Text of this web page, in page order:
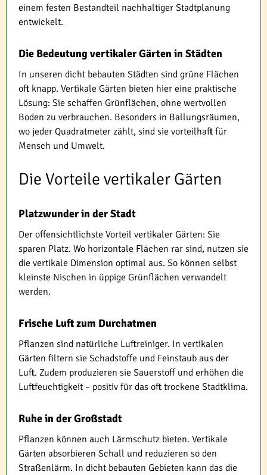
einem festen Bestandteil nachhaltiger Stadtplanung
entwickelt.
Die Bedeutung vertikaler Gärten in Städten
In unseren dicht bebauten Städten sind grüne Flächen
oft knapp. Vertikale Gärten bieten hier eine praktische
Lösung: Sie schaffen Grünflächen, ohne wertvollen
Boden zu verbrauchen. Besonders in Ballungsräumen,
wo jeder Quadratmeter zählt, sind sie vorteilhaft für
Mensch und Umwelt.
Die Vorteile vertikaler Gärten
Platzwunder in der Stadt
Der offensichtlichste Vorteil vertikaler Gärten: Sie
sparen Platz. Wo horizontale Flächen rar sind, nutzen sie
die vertikale Dimension optimal aus. So können selbst
kleinste Nischen in üppige Grünflächen verwandelt
werden.
Frische Luft zum Durchatmen
Pflanzen sind natürliche Luftreiniger. In vertikalen
Gärten filtern sie Schadstoffe und Feinstaub aus der
Luft. Zudem produzieren sie Sauerstoff und erhöhen die
Luftfeuchtigkeit – positiv für das oft trockene Stadtklima.
Ruhe in der Großstadt
Pflanzen können auch Lärmschutz bieten. Vertikale
Gärten absorbieren Schall und reduzieren so den
Straßenlärm. In dicht bebauten Gebieten kann das die